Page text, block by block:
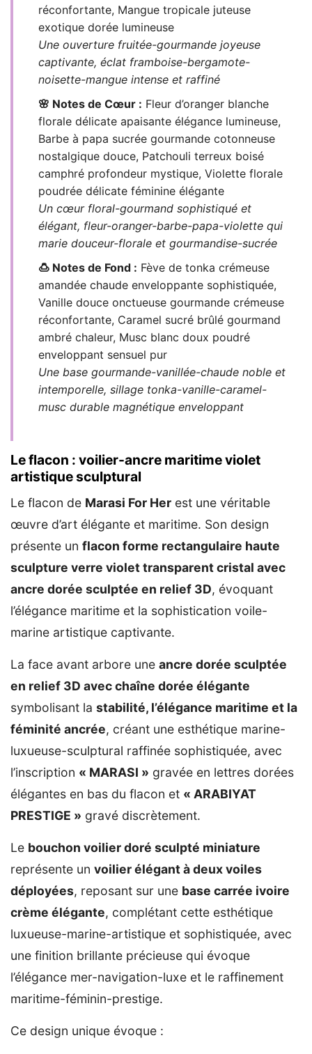
réconfortante, Mangue tropicale juteuse
exotique dorée lumineuse
Une ouverture fruitée-gourmande joyeuse
captivante, éclat framboise-bergamote-
noisette-mangue intense et raffiné
🌸 Notes de Cœur : Fleur d’oranger blanche
florale délicate apaisante élégance lumineuse,
Barbe à papa sucrée gourmande cotonneuse
nostalgique douce, Patchouli terreux boisé
camphré profondeur mystique, Violette florale
poudrée délicate féminine élégante
Un cœur floral-gourmand sophistiqué et
élégant, fleur-oranger-barbe-papa-violette qui
marie douceur-florale et gourmandise-sucrée
🍮 Notes de Fond : Fève de tonka crémeuse
amandée chaude enveloppante sophistiquée,
Vanille douce onctueuse gourmande crémeuse
réconfortante, Caramel sucré brûlé gourmand
ambré chaleur, Musc blanc doux poudré
enveloppant sensuel pur
Une base gourmande-vanillée-chaude noble et
intemporelle, sillage tonka-vanille-caramel-
musc durable magnétique enveloppant
Le flacon : voilier-ancre maritime violet
artistique sculptural
Le flacon de Marasi For Her est une véritable
œuvre d’art élégante et maritime. Son design
présente un flacon forme rectangulaire haute
sculpture verre violet transparent cristal avec
ancre dorée sculptée en relief 3D, évoquant
l’élégance maritime et la sophistication voile-
marine artistique captivante.
La face avant arbore une ancre dorée sculptée
en relief 3D avec chaîne dorée élégante
symbolisant la stabilité, l’élégance maritime et la
féminité ancrée, créant une esthétique marine-
luxueuse-sculptural raffinée sophistiquée, avec
l’inscription « MARASI » gravée en lettres dorées
élégantes en bas du flacon et « ARABIYAT
PRESTIGE » gravé discrètement.
Le bouchon voilier doré sculpté miniature
représente un voilier élégant à deux voiles
déployées, reposant sur une base carrée ivoire
crème élégante, complétant cette esthétique
luxueuse-marine-artistique et sophistiquée, avec
une finition brillante précieuse qui évoque
l’élégance mer-navigation-luxe et le raffinement
maritime-féminin-prestige.
Ce design unique évoque :